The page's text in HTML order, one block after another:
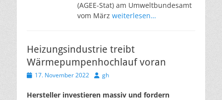
(AGEE-Stat) am Umweltbundesamt
vom März weiterlesen…
Heizungsindustrie treibt
Wärmepumpenhochlauf voran
Veröffentlicht
17. November 2022 Autor
gh
Hersteller investieren massiv und fordern